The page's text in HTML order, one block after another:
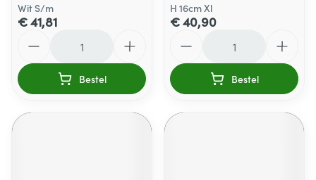
Wit S/m
€ 41,81
Bestel
H 16cm Xl
€ 40,90
Bestel